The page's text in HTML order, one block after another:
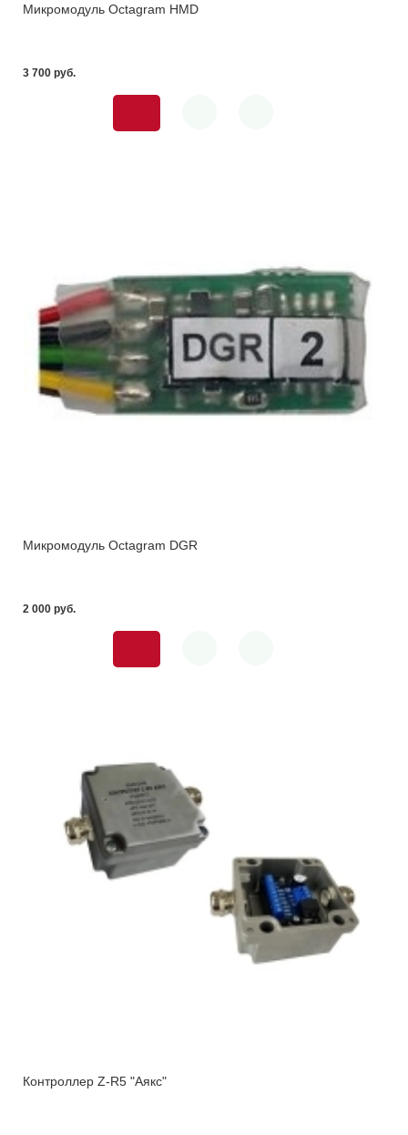
Микромодуль Octagram HMD
3 700 pуб.
Микромодуль Octagram DGR
2 000 pуб.
Контроллер Z-R5 "Аякс"